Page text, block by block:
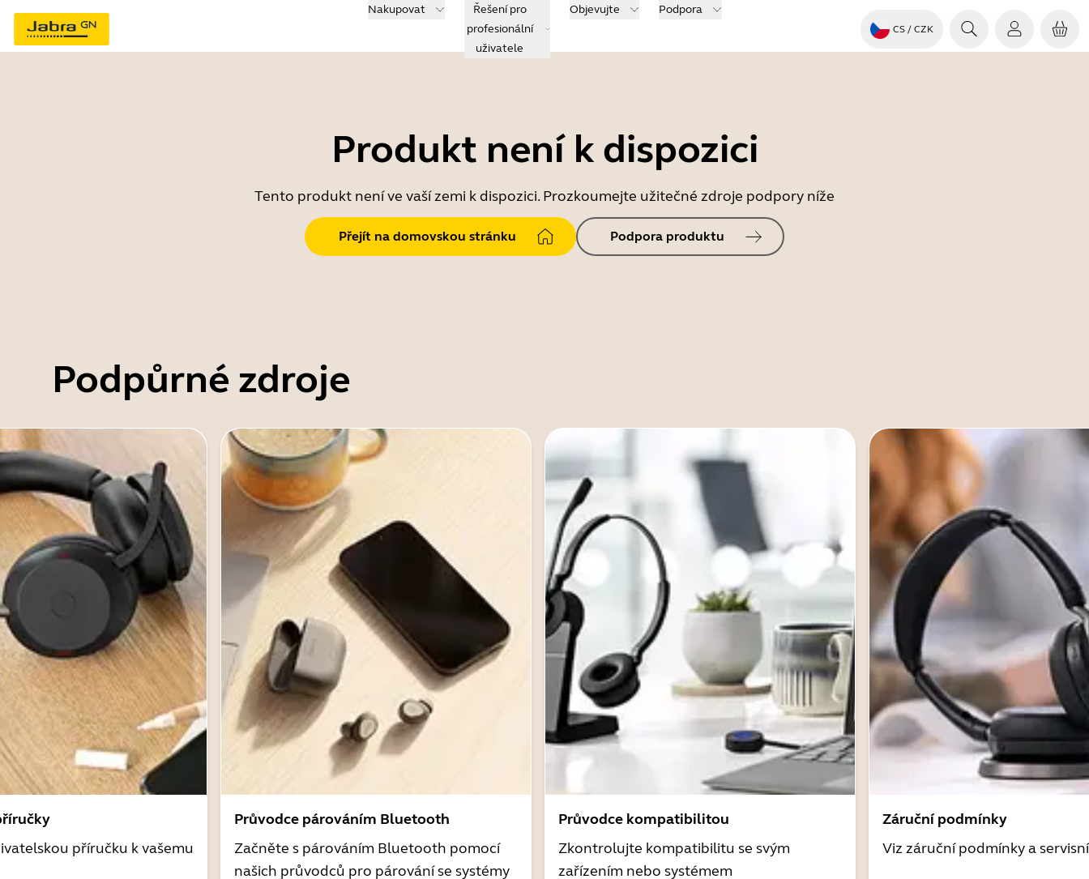
Nakupovat
Řešení pro
profesionální
uživatele
Objevujte Podpora
CS / CZK
Produkt není k dispozici
Tento produkt není ve vaší zemi k dispozici. Prozkoumejte užitečné zdroje podpory níže
Přejít na domovskou stránku Podpora produktu
Podpůrné zdroje
příručku k vašemu
Průvodce párováním Bluetooth
Začněte s párováním Bluetooth pomocí
našich průvodců pro párování se systémy
Průvodce kompatibilitou
Zkontrolujte kompatibilitu se svým
zařízením nebo systémem
Záruční podmínky
Viz záruční podmínky a